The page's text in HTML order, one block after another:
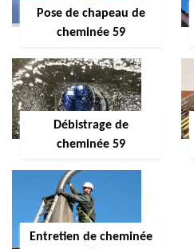
Pose de chapeau de
cheminée 59
Débistrage de
cheminée 59
Entretien de cheminée